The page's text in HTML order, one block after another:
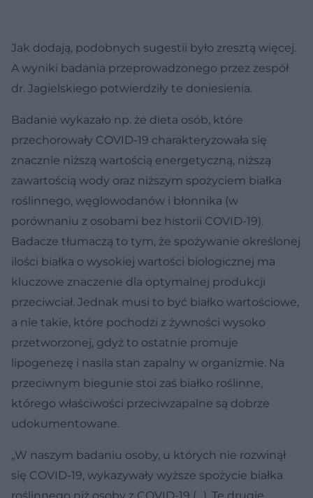
Jak dodają, podobnych sugestii było zresztą więcej.
A wyniki badania przeprowadzonego przez zespół
dr. Jagielskiego potwierdziły te doniesienia.
Badanie wykazało np. że dieta osób, które
przechorowały COVID-19 charakteryzowała się
znacznie niższą wartością energetyczną, niższą
zawartością wody oraz niższym spożyciem białka
roślinnego, węglowodanów i błonnika (w
porównaniu z osobami bez historii COVID-19).
Badacze tłumaczą to tym, że spożywanie określonej
ilości białka o wysokiej wartości biologicznej ma
kluczowe znaczenie dla optymalnej produkcji
przeciwciał. Jednak musi to być białko wartościowe,
a nie takie, które pochodzi z żywności wysoko
przetworzonej, gdyż to ostatnie promuje
lipogenezę i nasila stan zapalny w organizmie. Na
przeciwnym biegunie stoi zaś białko roślinne,
którego właściwości przeciwzapalne są dobrze
udokumentowane.
„W naszym badaniu osoby, u których nie rozwinął
się COVID-19, wykazywały wyższe spożycie białka
roślinnego niż osoby z COVID-19 (…). Te drugie